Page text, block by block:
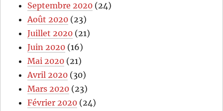
Septembre 2020 (24)
Août 2020 (23)
Juillet 2020 (21)
Juin 2020 (16)
Mai 2020 (21)
Avril 2020 (30)
Mars 2020 (23)
Février 2020 (24)